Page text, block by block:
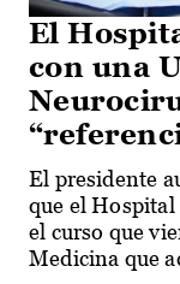
El
con una
El presidente
que el Hospital
el curso que
Medicina que